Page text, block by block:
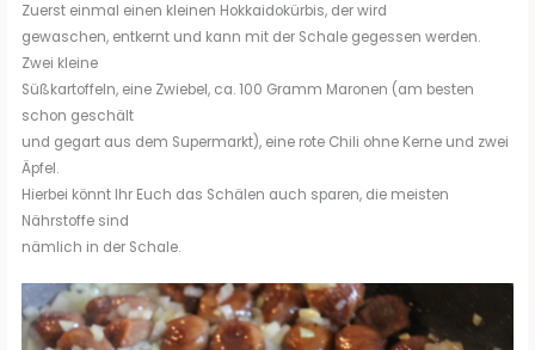
Zuerst einmal einen kleinen Hokkaidokürbis, der wird
gewaschen, entkernt und kann mit der Schale gegessen werden.
Zwei kleine
Süßkartoffeln, eine Zwiebel, ca. 100 Gramm Maronen (am besten
schon geschält
und gegart aus dem Supermarkt), eine rote Chili ohne Kerne und zwei
Äpfel.
Hierbei könnt Ihr Euch das Schälen auch sparen, die meisten
Nährstoffe sind
nämlich in der Schale.